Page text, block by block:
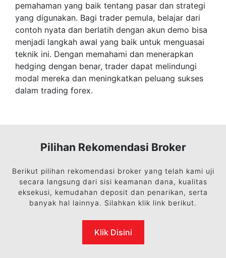
pemahaman yang baik tentang pasar dan strategi
yang digunakan. Bagi trader pemula, belajar dari
contoh nyata dan berlatih dengan akun demo bisa
menjadi langkah awal yang baik untuk menguasai
teknik ini. Dengan memahami dan menerapkan
hedging dengan benar, trader dapat melindungi
modal mereka dan meningkatkan peluang sukses
dalam trading forex.
Pilihan Rekomendasi Broker
Berikut pilihan rekomendasi broker yang telah kami uji
secara langsung dari sisi keamanan dana, kualitas
eksekusi, kemudahan deposit dan penarikan, serta
banyak hal lainnya. Silahkan klik link berikut.
Klik Disini